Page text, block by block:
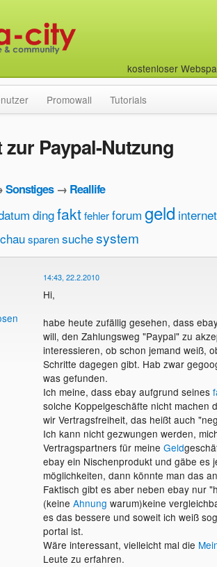
kostenloser
Promowall Tutorials
Paypal-Nutzung
Sonstiges→ Reallife
dingfaktfehlerforum geld internet
sparensuchesystem
14:43, 22.2.2010
Hi,
habe heute zufällig gesehen, dass
will, den Zahlungsweg "Paypal" zu
interessieren, ob schon jemand weiß,
Schritte dagegen gibt. Hab zwar
was gefunden.
Ich meine, dass ebay aufgrund seines
solche Koppelgeschäfte nicht machen
wir Vertragsfreiheit, das heißt auch
Ich kann nicht gezwungen werden,
Vertragspartners für meine Geld
ebay ein Nischenprodukt und gäbe es
möglichkeiten, dann könnte man das
Faktisch gibt es aber neben ebay nur
(keine Ahnung warum)keine
es das bessere und soweit ich weiß
portal ist.
Wäre interessant, vielleicht mal die
Leute zu erfahren.